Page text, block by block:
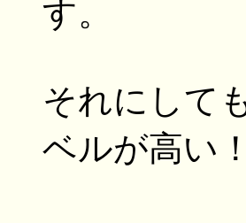
す。
それにして
ベルが高い！